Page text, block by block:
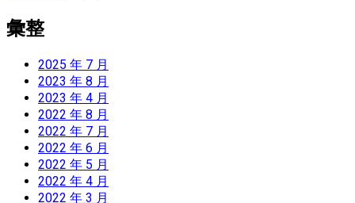
彙整
2025 年 7 月
2023 年 8 月
2023 年 4 月
2022 年 8 月
2022 年 7 月
2022 年 6 月
2022 年 5 月
2022 年 4 月
2022 年 3 月